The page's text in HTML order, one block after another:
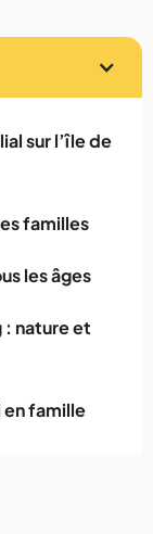
sur l’île de
familles
les âges
nature et
en famille